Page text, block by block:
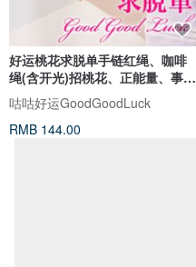
好运桃花求脱单手链红绳、咖啡
绳(含开光)招桃花、正能量、事业
运
咕咕好运GoodGoodLuck
RMB 144.00